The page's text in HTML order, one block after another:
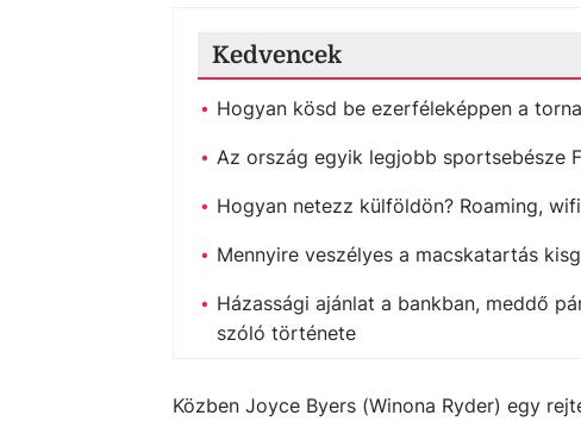
Kedvencek
Hogyan kösd be ezerféleképpen a
Az ország egyik legjobb sportsebésze
Hogyan netezz külföldön? Roaming,
Mennyire veszélyes a macskatartás
Házassági ajánlat a bankban, meddő
szóló története
Közben Joyce Byers (Winona Ryder) egy